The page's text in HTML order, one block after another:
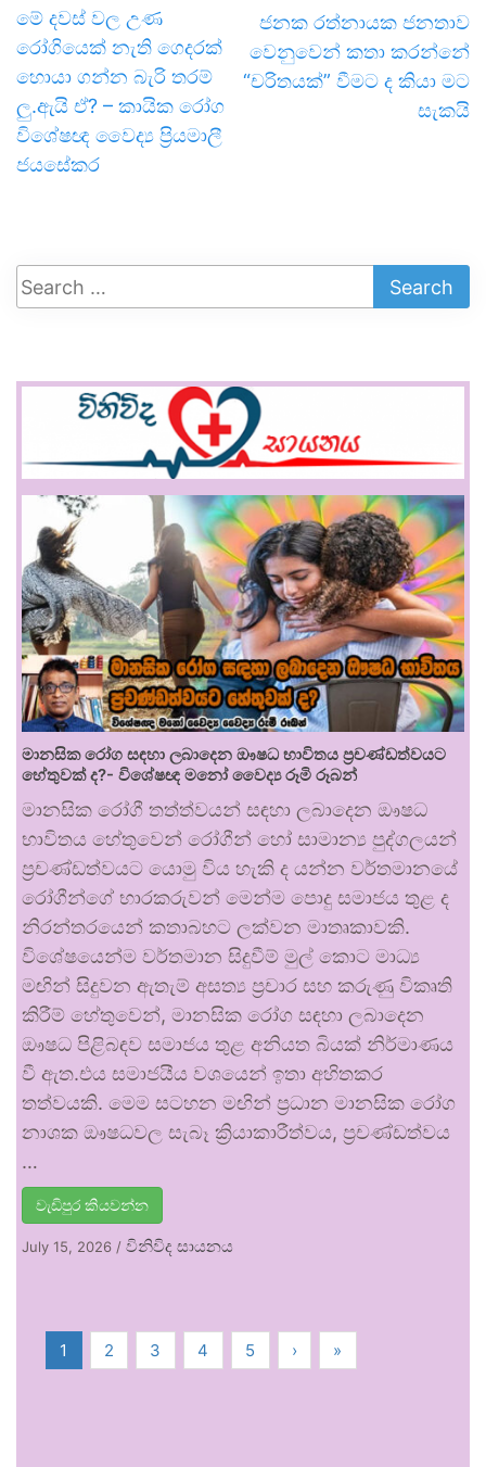
මේ දවස් වල උණ
රෝගියෙක් නැති ගෙදරක්
හොයා ගන්න බැරි තරම්
ලු.ඇයි ඒ? – කායික රෝග
විශේෂඥ වෛද්‍ය ප්‍රියමාලී
ජයසේකර
ජනක රත්නායක ජනතාව
වෙනුවෙන් කතා කරන්නේ
“චරිතයක්” වීමට ද කියා මට
සැකයි
මානසික රෝග සඳහා ලබාදෙන ඖෂධ භාවිතය ප්‍රචණ්ඩත්වයට
හේතුවක් ද?- විශේෂඥ මනෝ වෛද්‍ය රූමි රූබන්
මානසික රෝගී තත්ත්වයන් සඳහා ලබාදෙන ඖෂධ
භාවිතය හේතුවෙන් රෝගීන් හෝ සාමාන්‍ය පුද්ගලයන්
ප්‍රචණ්ඩත්වයට යොමු විය හැකි ද යන්න වර්තමානයේ
රෝගීන්ගේ භාරකරුවන් මෙන්ම පොදු සමාජය තුළ ද
නිරන්තරයෙන් කතාබහට ලක්වන මාතෘකාවකි.
විශේෂයෙන්ම වර්තමාන සිදුවීම් මුල් කොට මාධ්‍ය
මඟින් සිදුවන ඇතැම් අසත්‍ය ප්‍රචාර සහ කරුණු විකෘති
කිරීම් හේතුවෙන්, මානසික රෝග සඳහා ලබාදෙන
ඖෂධ පිළිබඳව සමාජය තුළ අනියත බියක් නිර්මාණය
වී ඇත.එය සමාජයීය වශයෙන් ඉතා අහිතකර
තත්වයකි. මෙම සටහන මඟින් ප්‍රධාන මානසික රෝග
නාශක ඖෂධවල සැබෑ ක්‍රියාකාරීත්වය, ප්‍රචණ්ඩත්වය
…
වැඩිපුර කියවන්න
July 15, 2026 / විනිවිද සායනය
1 2 3 4 5 › »